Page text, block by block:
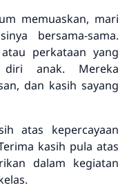
memuaskan, mari
bersama-sama.
perkataan yang
diri anak. Mereka
dan kasih sayang
atas kepercayaan
kasih pula atas
dalam kegiatan